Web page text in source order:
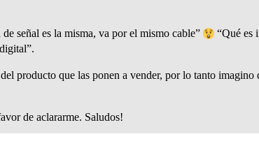
señal es la misma, va por el mismo cable”
“Qué es
producto que las ponen a vender, por lo tanto
de aclararme. Saludos!